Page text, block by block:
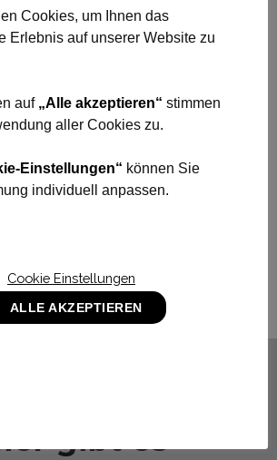
ZUM THEMA
gibt es
Cookies, um Ihnen das
Erlebnis auf unserer Website zu
auf „Alle akzeptieren“ stimmen
aller Cookies zu.
Einstellungen“ können Sie
individuell anpassen.
Cookie Einstellungen
ALLE AKZEPTIEREN